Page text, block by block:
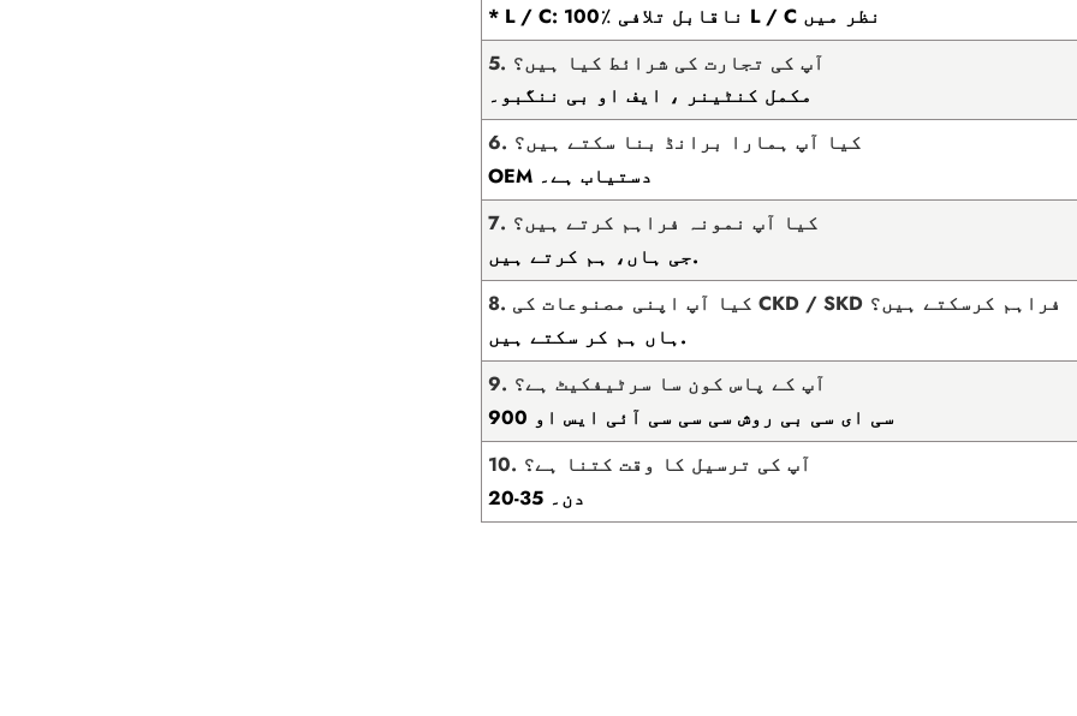
* L / C: 100٪ ناقابل تلافی L / C نظر میں
5. آپ کی تجارت کی شرائط کیا ہیں؟
مکمل کنٹینر ، ایف او بی ننگبو۔
6. کیا آپ ہمارا برانڈ بنا سکتے ہیں؟
OEM دستیاب ہے۔
7. کیا آپ نمونہ فراہم کرتے ہیں؟
جی ہاں، ہم کرتے ہیں.
8. کیا آپ اپنی مصنوعات کی CKD / SKD فراہم کرسکتے ہیں؟
ہاں ہم کر سکتے ہیں.
9. آپ کے پاس کون سا سرٹیفکیٹ ہے؟
سی ای سی بی روش سی سی سی آئی ایس او 900
10. آپ کی ترسیل کا وقت کتنا ہے؟
20-35 دن۔